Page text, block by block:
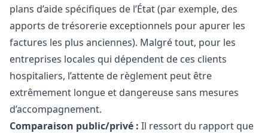
plans d’aide spécifiques de l’État (par exemple, des
apports de trésorerie exceptionnels pour apurer les
factures les plus anciennes). Malgré tout, pour les
entreprises locales qui dépendent de ces clients
hospitaliers, l’attente de règlement peut être
extrêmement longue et dangereuse sans mesures
d’accompagnement.
Comparaison public/privé : Il ressort du rapport que